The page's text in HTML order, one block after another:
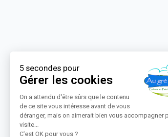
5 secondes pour
Gérer les cookies
On a attendu d'être sûrs que le contenu
de ce site vous intéresse avant de vous
déranger, mais on aimerait bien vous accompagner
visite...
C'est OK pour vous ?